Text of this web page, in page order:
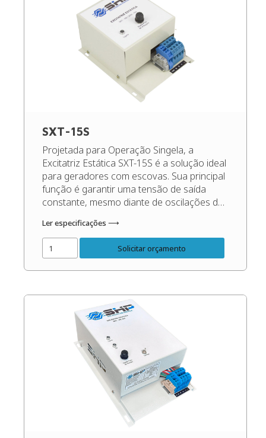
SXT-15S
Projetada para Operação Singela, a
Excitatriz Estática SXT-15S é a solução ideal
para geradores com escovas. Sua principal
função é garantir uma tensão de saída
constante, mesmo diante de oscilações de
desempenho e protegendo os seus
equipamentos. (Recomendado para
geradores de até 40 Kva). Código do
Produto: 49295 Confira o […]
Ler especificações ⟶
Solicitar orçamento